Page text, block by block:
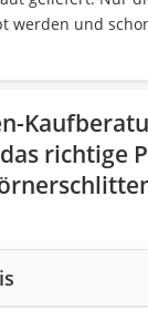
werden und
richtige